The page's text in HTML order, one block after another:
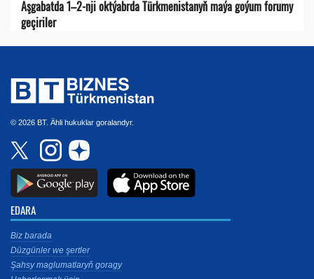
Aşgabatda 1–2-nji oktýabrda Türkmenistanyň maýa goýum forumy
geçiriler
© 2026 BT. Ähli hukuklar goralandyr.
EDARA
Biz barada
Düzgünler we şertler
Şahsy maglumatlaryň goragy